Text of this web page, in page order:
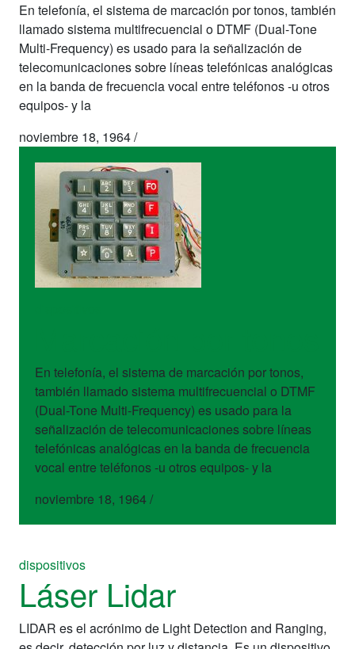
En telefonía, el sistema de marcación por tonos, también
llamado sistema multifrecuencial o DTMF (Dual-Tone
Multi-Frequency) es usado para la señalización de
telecomunicaciones sobre líneas telefónicas analógicas
en la banda de frecuencia vocal entre teléfonos -u otros
equipos- y la
noviembre 18, 1964/
En telefonía, el sistema de marcación por tonos,
también llamado sistema multifrecuencial o DTMF
(Dual-Tone Multi-Frequency) es usado para la
señalización de telecomunicaciones sobre líneas
telefónicas analógicas en la banda de frecuencia
vocal entre teléfonos -u otros equipos- y la
noviembre 18, 1964/
dispositivos
Láser Lidar
LIDAR es el acrónimo de Light Detection and Ranging,